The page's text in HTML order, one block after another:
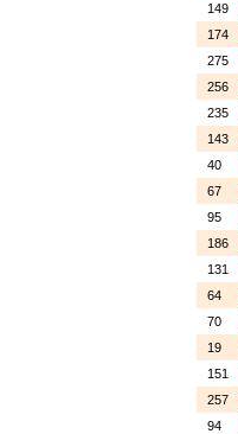
149
174
275
256
235
143
40
67
95
186
131
64
70
19
151
257
94